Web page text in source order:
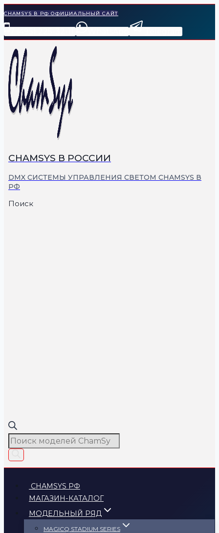
Перейти
к
содержимому
CHAMSYS В РФ ОФИЦИАЛЬНЫЙ САЙТ
СHAMSYS В РОССИИ
DMX СИСТЕМЫ УПРАВЛЕНИЯ СВЕТОМ CHAMSYS В
РФ
Поиск
Поиск
товаров
CHAMSYS РФ
МАГАЗИН-КАТАЛОГ
МОДЕЛЬНЫЙ РЯД
MAGICQ STADIUM SERIES